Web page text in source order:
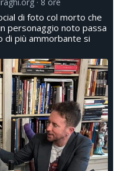
di foto col morto che
personaggio noto passa
di più ammorbante si